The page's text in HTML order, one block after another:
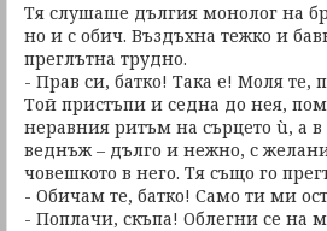
Тя слушаше дългия монолог на
но и с обич. Въздъхна тежко и
преглътна трудно.
- Прав си, батко! Така е! Моля те,
Той пристъпи и седна до нея,
неравния ритъм на сърцето ù, а
веднъж – дълго и нежно, с
човешкото в него. Тя също го
- Обичам те, батко! Само ти ми
- Поплачи, скъпа! Облегни се на